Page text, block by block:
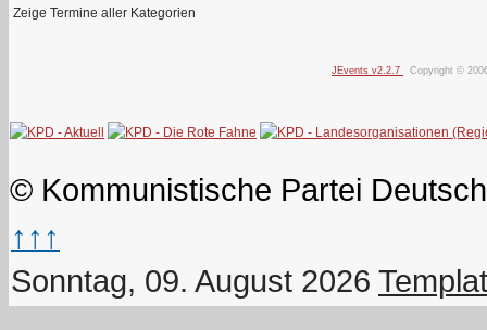
Zeige Termine aller Kategorien
JEvents v2.2.7 Copyright ©
© Kommunistische Partei
↑↑↑
Sonntag, 09. August 2026